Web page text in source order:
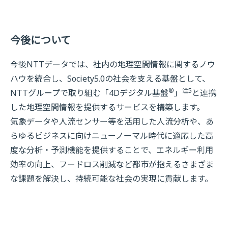
今後について
今後NTTデータでは、社内の地理空間情報に関するノウ
ハウを統合し、Society5.0の社会を支える基盤として、
NTTグループで取り組む「4Dデジタル基盤® 」 注5 と連携
した地理空間情報を提供するサービスを構築します。
気象データや人流センサー等を活用した人流分析や、あ
らゆるビジネスに向けニューノーマル時代に適応した高
度な分析・予測機能を提供することで、エネルギー利用
効率の向上、フードロス削減など都市が抱えるさまざま
な課題を解決し、持続可能な社会の実現に貢献します。